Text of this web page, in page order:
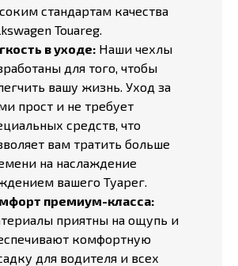
стандартам качества
Touareg.
в уходе: Наши чехлы
для того, чтобы
вашу жизнь. Уход за
прост и не требует
средств, что
вам тратить больше
на наслаждение
вашего Туарег.
премиум-класса:
приятны на ощупь и
комфортную
для водителя и всех